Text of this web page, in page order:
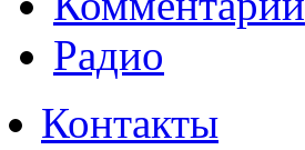
Радио
Контакты